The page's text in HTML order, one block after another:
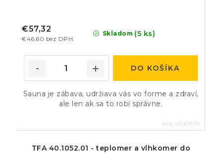
Skladom (5 ks)
€46,60 bez DPH
€57,32
DO KOŠÍKA
Sauna je zábava, udržiava vás vo forme a zdraví,
ale len ak sa to robí správne.
Kód: 40.1051.01
TFA 40.1052.01 - teplomer a vlhkomer do